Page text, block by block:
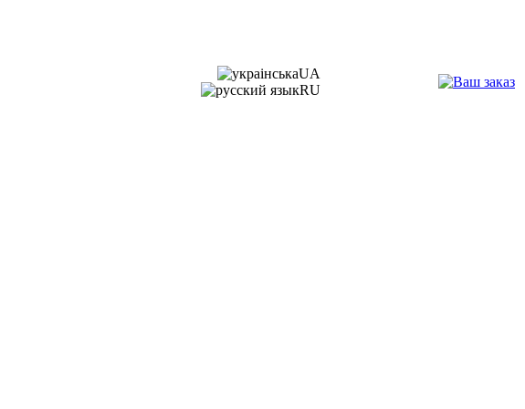
UA
RU